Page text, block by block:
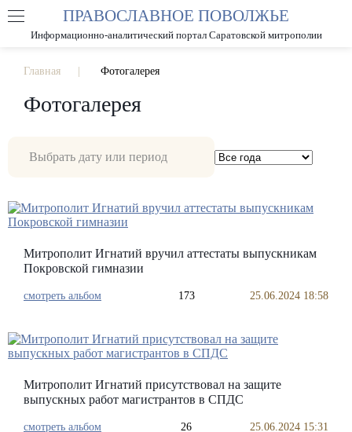
РАЗМЕР ШРИФТА А А
ПРАВОСЛАВНОЕ ПОВОЛЖЬЕ
Информационно-аналитический портал Саратовской митрополии
Главная Фотогалерея
Фотогалерея
Митрополит Игнатий вручил аттестаты выпускникам
Покровской гимназии
смотреть альбом 173 25.06.2024 18:58
Митрополит Игнатий присутствовал на защите
выпускных работ магистрантов в СПДС
смотреть альбом 26 25.06.2024 15:31